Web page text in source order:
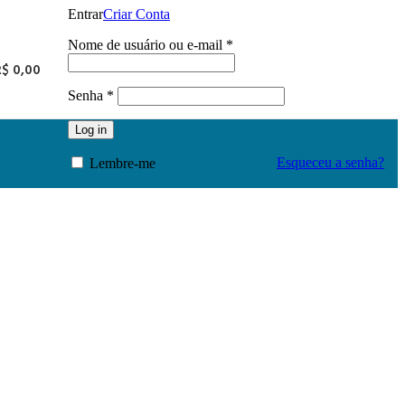
0,00
EntrarCriar Conta
Nome de usuário ou e-mail *
Senha *
Log in
Esqueceu a senha?
Lembre-me